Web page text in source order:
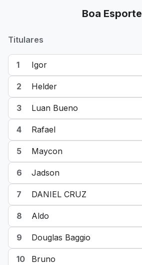
Boa Esporte
Titulares
1 Igor
2 Helder
3 Luan Bueno
4 Rafael
5 Maycon
6 Jadson
7 DANIEL CRUZ
8 Aldo
9 Douglas Baggio
10 Bruno